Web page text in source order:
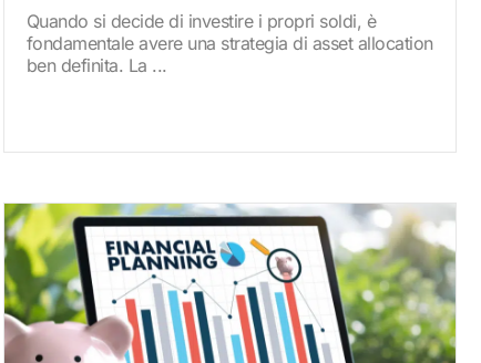
Quando si decide di investire i propri soldi, è
fondamentale avere una strategia di asset allocation
ben definita. La ...